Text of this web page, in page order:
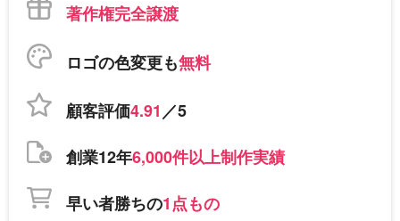
著作権完全譲渡
ロゴの色変更も無料
顧客評価4.91／5
創業12年6,000件以上制作実績
早い者勝ちの1点もの